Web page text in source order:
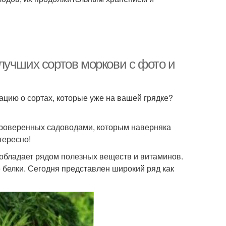
сортов моркови с фото и
о сортах, которые уже на вашей грядке?
садоводами, которым наверняка
рядом полезных веществ и витаминов.
Сегодня представлен широкий ряд как